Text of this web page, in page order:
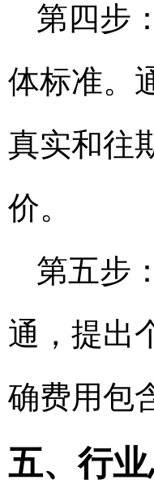
第四步
体标准。
真实和往
价。
第五步
通，提出
确费用包
五、行